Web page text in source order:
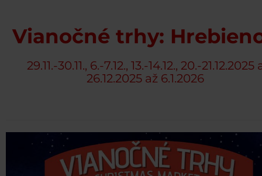
Vianočné trhy:
29.11.-30.11., 6.-7.12., 13.-14.12., 20.-21.12.2025
26.12.2025 až 6.1.2026